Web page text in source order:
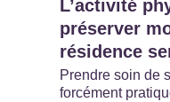
L’activité
préserver
résidence
Prendre soin de
forcément